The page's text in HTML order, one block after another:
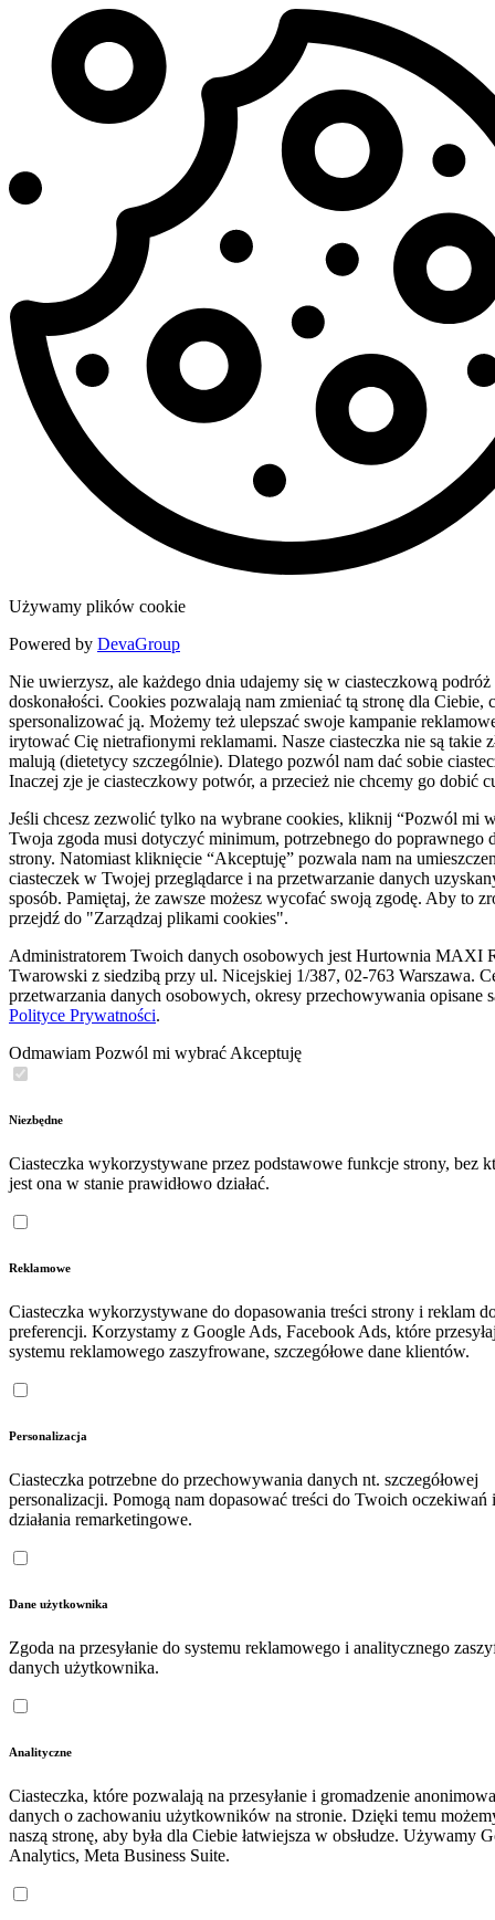
Używamy plików cookie
Powered by DevaGroup
Nie uwierzysz, ale każdego dnia udajemy się w ciasteczkową podróż
doskonałości. Cookies pozwalają nam zmieniać tą stronę dla Ciebie,
spersonalizować ją. Możemy też ulepszać swoje kampanie
irytować Cię nietrafionymi reklamami. Nasze ciasteczka nie są takie
malują (dietetycy szczególnie). Dlatego pozwól nam dać sobie
Inaczej zje je ciasteczkowy potwór, a przecież nie chcemy go dobić
Jeśli chcesz zezwolić tylko na wybrane cookies, kliknij “Pozwól mi
Twoja zgoda musi dotyczyć minimum, potrzebnego do poprawnego
strony. Natomiast kliknięcie “Akceptuję” pozwala nam na
ciasteczek w Twojej przeglądarce i na przetwarzanie danych
sposób. Pamiętaj, że zawsze możesz wycofać swoją zgodę. Aby to
przejdź do "Zarządzaj plikami cookies".
Administratorem Twoich danych osobowych jest Hurtownia MAXI
Twarowski z siedzibą przy ul. Nicejskiej 1/387, 02-763 Warszawa.
przetwarzania danych osobowych, okresy przechowywania opisane
Polityce Prywatności.
Odmawiam Pozwól mi wybrać Akceptuję
Niezbędne
Ciasteczka wykorzystywane przez podstawowe funkcje strony, bez
jest ona w stanie prawidłowo działać.
Reklamowe
Ciasteczka wykorzystywane do dopasowania treści strony i reklam
preferencji. Korzystamy z Google Ads, Facebook Ads, które
systemu reklamowego zaszyfrowane, szczegółowe dane klientów.
Personalizacja
Ciasteczka potrzebne do przechowywania danych nt. szczegółowej
personalizacji. Pomogą nam dopasować treści do Twoich oczekiwań
działania remarketingowe.
Dane użytkownika
Zgoda na przesyłanie do systemu reklamowego i analitycznego
danych użytkownika.
Analityczne
Ciasteczka, które pozwalają na przesyłanie i gromadzenie
danych o zachowaniu użytkowników na stronie. Dzięki temu
naszą stronę, aby była dla Ciebie łatwiejsza w obsłudze. Używamy
Analytics, Meta Business Suite.